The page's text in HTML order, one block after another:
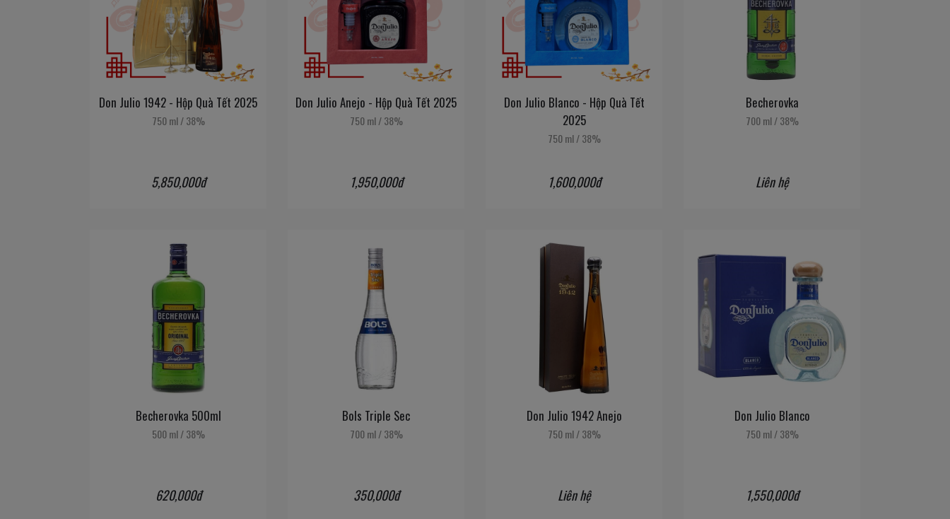
Don Julio 1942 - Hộp Quà Tết 2025
750 ml / 38%
5,850,000đ
Don Julio Anejo - Hộp Quà Tết 2025
750 ml / 38%
1,950,000đ
Don Julio Blanco - Hộp Quà Tết
2025
750 ml / 38%
1,600,000đ
Becherovka
700 ml / 38%
Liên hệ
Becherovka 500ml
500 ml / 38%
620,000đ
Bols Triple Sec
700 ml / 38%
350,000đ
Don Julio 1942 Anejo
750 ml / 38%
Liên hệ
Don Julio Blanco
750 ml / 38%
1,550,000đ